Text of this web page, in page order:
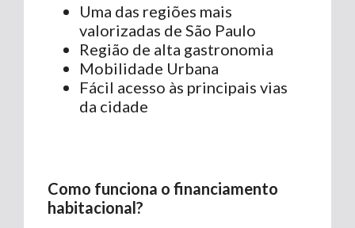
Uma das regiões mais
valorizadas de São Paulo
Região de alta gastronomia
Mobilidade Urbana
Fácil acesso às principais vias
da cidade
Como funciona o financiamento
habitacional?